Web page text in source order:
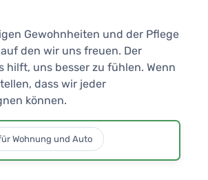
Gewohnheiten und der Pflege
den wir uns freuen. Der
hilft, uns besser zu fühlen. Wenn
dass wir jeder
können.
Wohnung und Auto